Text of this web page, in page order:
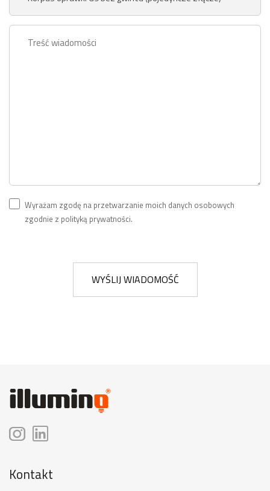
Wyrażam zgodę na przetwarzanie moich danych osobowych
zgodnie z polityką prywatności.
WYŚLIJ WIADOMOŚĆ
Kontakt